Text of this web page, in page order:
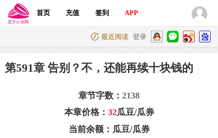
首页 充值 签到 APP
最近阅读 登录
第591章 告别？不，还能再续十块钱的
章节字数： 2138
本章价格： 32瓜豆/瓜券
当前余额： 瓜豆/瓜券